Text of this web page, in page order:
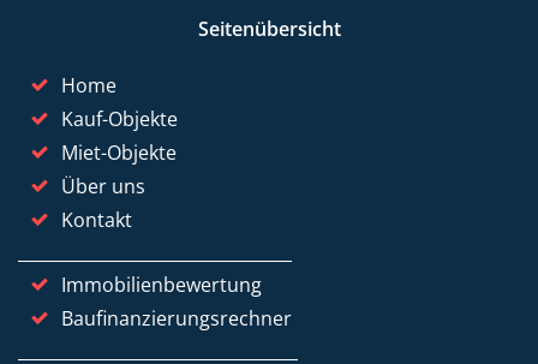
Seitenübersicht
Home
Kauf-Objekte
Miet-Objekte
Über uns
Kontakt
Immobilienbewertung
Baufinanzierungsrechner